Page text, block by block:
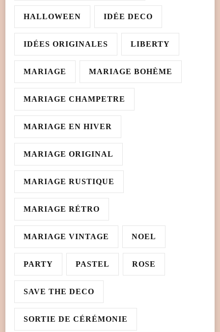
HALLOWEEN IDÉE DECO
IDÉES ORIGINALES LIBERTY
MARIAGE MARIAGE BOHÈME
MARIAGE CHAMPETRE
MARIAGE EN HIVER
MARIAGE ORIGINAL
MARIAGE RUSTIQUE
MARIAGE RÉTRO
MARIAGE VINTAGE NOEL
PARTY PASTEL ROSE
SAVE THE DECO
SORTIE DE CÉRÉMONIE